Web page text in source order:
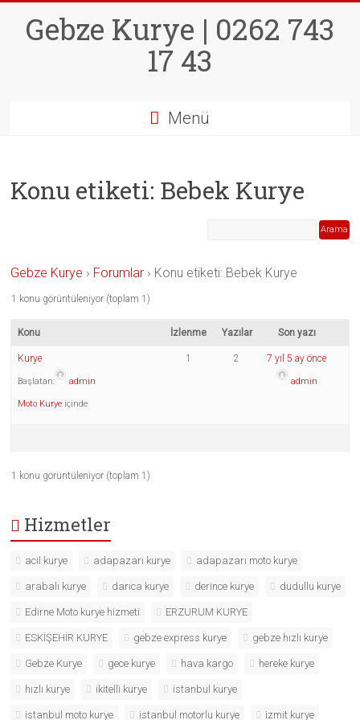
contentGebze Kurye | 0262 743
17 43
Menü
Konu etiketi: Bebek Kurye
Gebze Kurye › Forumlar › Konu etiketi: Bebek Kurye
1 konu görüntüleniyor (toplam 1)
Konu İzlenme Yazılar Son yazı
Kurye
Başlatan: admin
Moto Kurye içinde
1 2 7 yıl 5 ay önce
admin
1 konu görüntüleniyor (toplam 1)
Hizmetler
acil kurye adapazarı kurye adapazarı moto kurye
arabalı kurye darıca kurye derince kurye dudullu kurye
Edirne Moto kurye hizmeti ERZURUM KURYE
ESKİŞEHİR KURYE gebze express kurye gebze hızlı kurye
Gebze Kurye gece kurye hava kargo hereke kurye
hızlı kurye ikitelli kurye istanbul kurye
istanbul moto kurye istanbul motorlu kurye izmit kurye